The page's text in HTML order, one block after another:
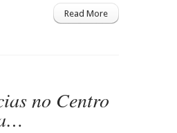
Read More
no Centro